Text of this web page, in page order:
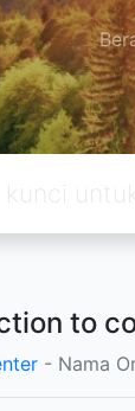
to
- Nama